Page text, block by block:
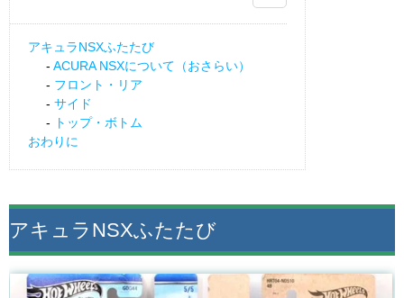
アキュラNSXふたたび
ACURA NSXについて（おさらい）
フロント・リア
サイド
トップ・ボトム
おわりに
アキュラNSXふたたび